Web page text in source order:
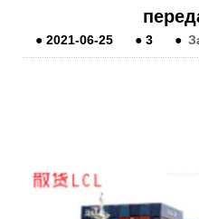
● 2021-06-25 ● 3 ●